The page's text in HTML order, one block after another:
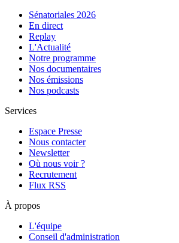
Sénatoriales 2026
En direct
Replay
L'Actualité
Notre programme
Nos documentaires
Nos émissions
Nos podcasts
Services
Espace Presse
Nous contacter
Newsletter
Où nous voir ?
Recrutement
Flux RSS
À propos
L'équipe
Conseil d'administration